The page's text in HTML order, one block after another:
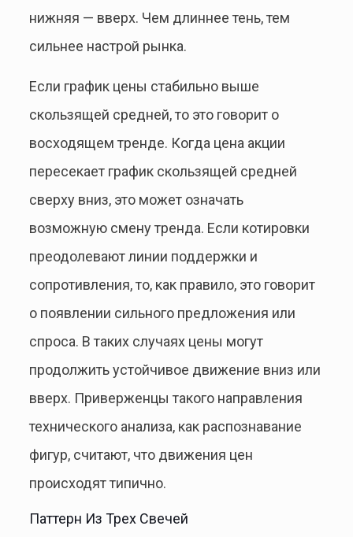
нижняя — вверх. Чем длиннее тень, тем
сильнее настрой рынка.
Если график цены стабильно выше
скользящей средней, то это говорит о
восходящем тренде. Когда цена акции
пересекает график скользящей средней
сверху вниз, это может означать
возможную смену тренда. Если котировки
преодолевают линии поддержки и
сопротивления, то, как правило, это говорит
о появлении сильного предложения или
спроса. В таких случаях цены могут
продолжить устойчивое движение вниз или
вверх. Приверженцы такого направления
технического анализа, как распознавание
фигур, считают, что движения цен
происходят типично.
Паттерн Из Трех Свечей